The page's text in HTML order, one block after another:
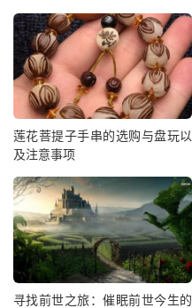
莲花菩提子手串的选购与盘玩以
及注意事项
寻找前世之旅：催眠前世今生的